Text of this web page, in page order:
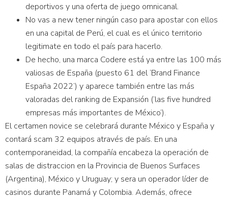
deportivos y una oferta de juego omnicanal.
No vas a new tener ningún caso para apostar con ellos
en una capital de Perú, el cual es el único territorio
legitimate en todo el país para hacerlo.
De hecho, una marca Codere está ya entre las 100 más
valiosas de España (puesto 61 del ‘Brand Finance
España 2022’) y aparece también entre las más
valoradas del ranking de Expansión (‘las five hundred
empresas más importantes de México’).
El certamen novice se celebrará durante México y España y
contará scam 32 equipos através de país. En una
contemporaneidad, la compañía encabeza la operación de
salas de distraccion en la Provincia de Buenos Surfaces
(Argentina), México y Uruguay; y sera un operador líder de
casinos durante Panamá y Colombia. Además, ofrece